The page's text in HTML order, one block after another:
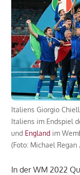
Italiens Giorgio
Italiens im Endspiel
und Englandim
(Foto: Michael Regan
In der WM 2022